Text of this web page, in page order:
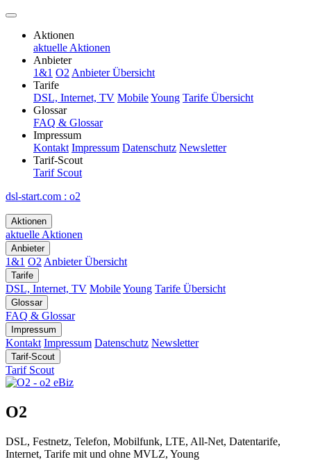
Aktionen
aktuelle Aktionen
Anbieter
1&1 O2 Anbieter Übersicht
Tarife
DSL, Internet, TV MobileYoung Tarife Übersicht
Glossar
FAQ & Glossar
Impressum
Kontakt Impressum Datenschutz Newsletter
Tarif-Scout
Tarif Scout
dsl-start.com : o2
Aktionen
aktuelle Aktionen
Anbieter
1&1 O2 Anbieter Übersicht
Tarife
DSL, Internet, TV MobileYoung Tarife Übersicht
Glossar
FAQ & Glossar
Impressum
Kontakt Impressum Datenschutz Newsletter
Tarif-Scout
Tarif Scout
O2
DSL, Festnetz, Telefon, Mobilfunk, LTE, All-Net, Datentarife,
Internet, Tarife mit und ohne MVLZ, Young